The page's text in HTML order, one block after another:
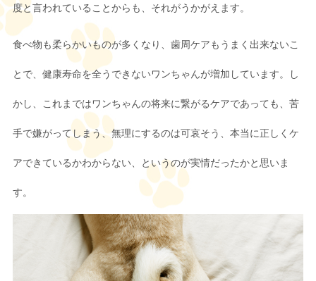
度と言われていることからも、それがうかがえます。
食べ物も柔らかいものが多くなり、歯周ケアもうまく出来ないこ
とで、健康寿命を全うできないワンちゃんが増加しています。し
かし、これまではワンちゃんの将来に繋がるケアであっても、苦
手で嫌がってしまう、無理にするのは可哀そう、本当に正しくケ
アできているかわからない、というのが実情だったかと思いま
す。